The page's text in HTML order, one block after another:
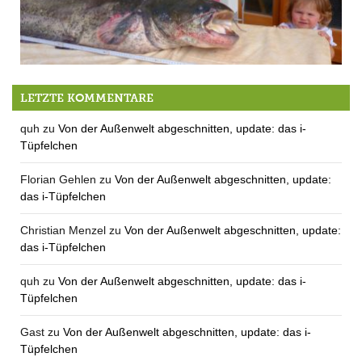
Waller! Waller manche Strecke …
LETZTE KOMMENTARE
quh zu Von der Außenwelt abgeschnitten, update: das i-
Tüpfelchen
Florian Gehlen zu Von der Außenwelt abgeschnitten, update:
das i-Tüpfelchen
Christian Menzel zu Von der Außenwelt abgeschnitten, update:
das i-Tüpfelchen
quh zu Von der Außenwelt abgeschnitten, update: das i-
Tüpfelchen
Gast zu Von der Außenwelt abgeschnitten, update: das i-
Tüpfelchen